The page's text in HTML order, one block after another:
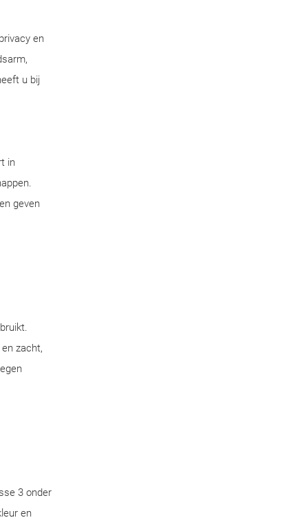
en
u bij
in
geven
zacht,
3 onder
en